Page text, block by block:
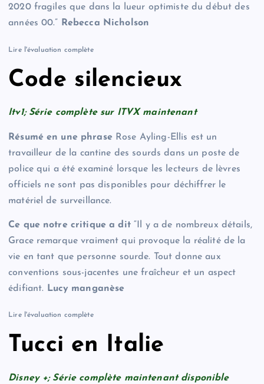
2020 fragiles que dans la lueur optimiste du début des
années 00.”
Rebecca Nicholson
Lire l'évaluation complète
Code silencieux
Itv1; Série complète sur ITVX maintenant
Résumé en une phraseRose Ayling-Ellis est un
travailleur de la cantine des sourds dans un poste de
police qui a été examiné lorsque les lecteurs de lèvres
officiels ne sont pas disponibles pour déchiffrer le
matériel de surveillance.
Ce que notre critique a dit“Il y a de nombreux détails,
Grace remarque vraiment qui provoque la réalité de la
vie en tant que personne sourde. Tout donne aux
conventions sous-jacentes une fraîcheur et un aspect
édifiant.
Lucy manganèse
Lire l'évaluation complète
Tucci en Italie
Disney +; Série complète maintenant disponible